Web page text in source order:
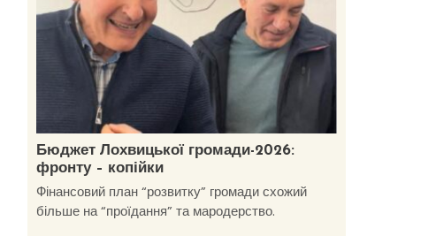
Бюджет Лохвицької громади-2026:
фронту – копійки
Фінансовий план “розвитку” громади схожий
більше на “проїдання” та мародерство.